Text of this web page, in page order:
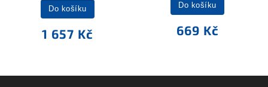
1 657 Kč
Do košíku
669 Kč
Do košíku